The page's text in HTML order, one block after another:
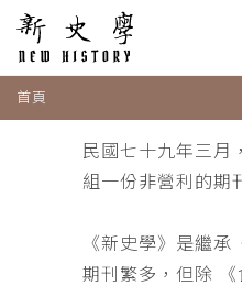
首頁
民國七十九年三月
組一份非營利的
《新史學》是繼
期刊繁多，但除